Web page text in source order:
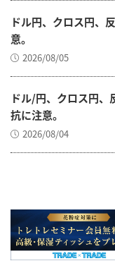
ドル円、クロス円、
意。
2026/08/05
ドル/円、クロス円、
抗に注意。
2026/08/04